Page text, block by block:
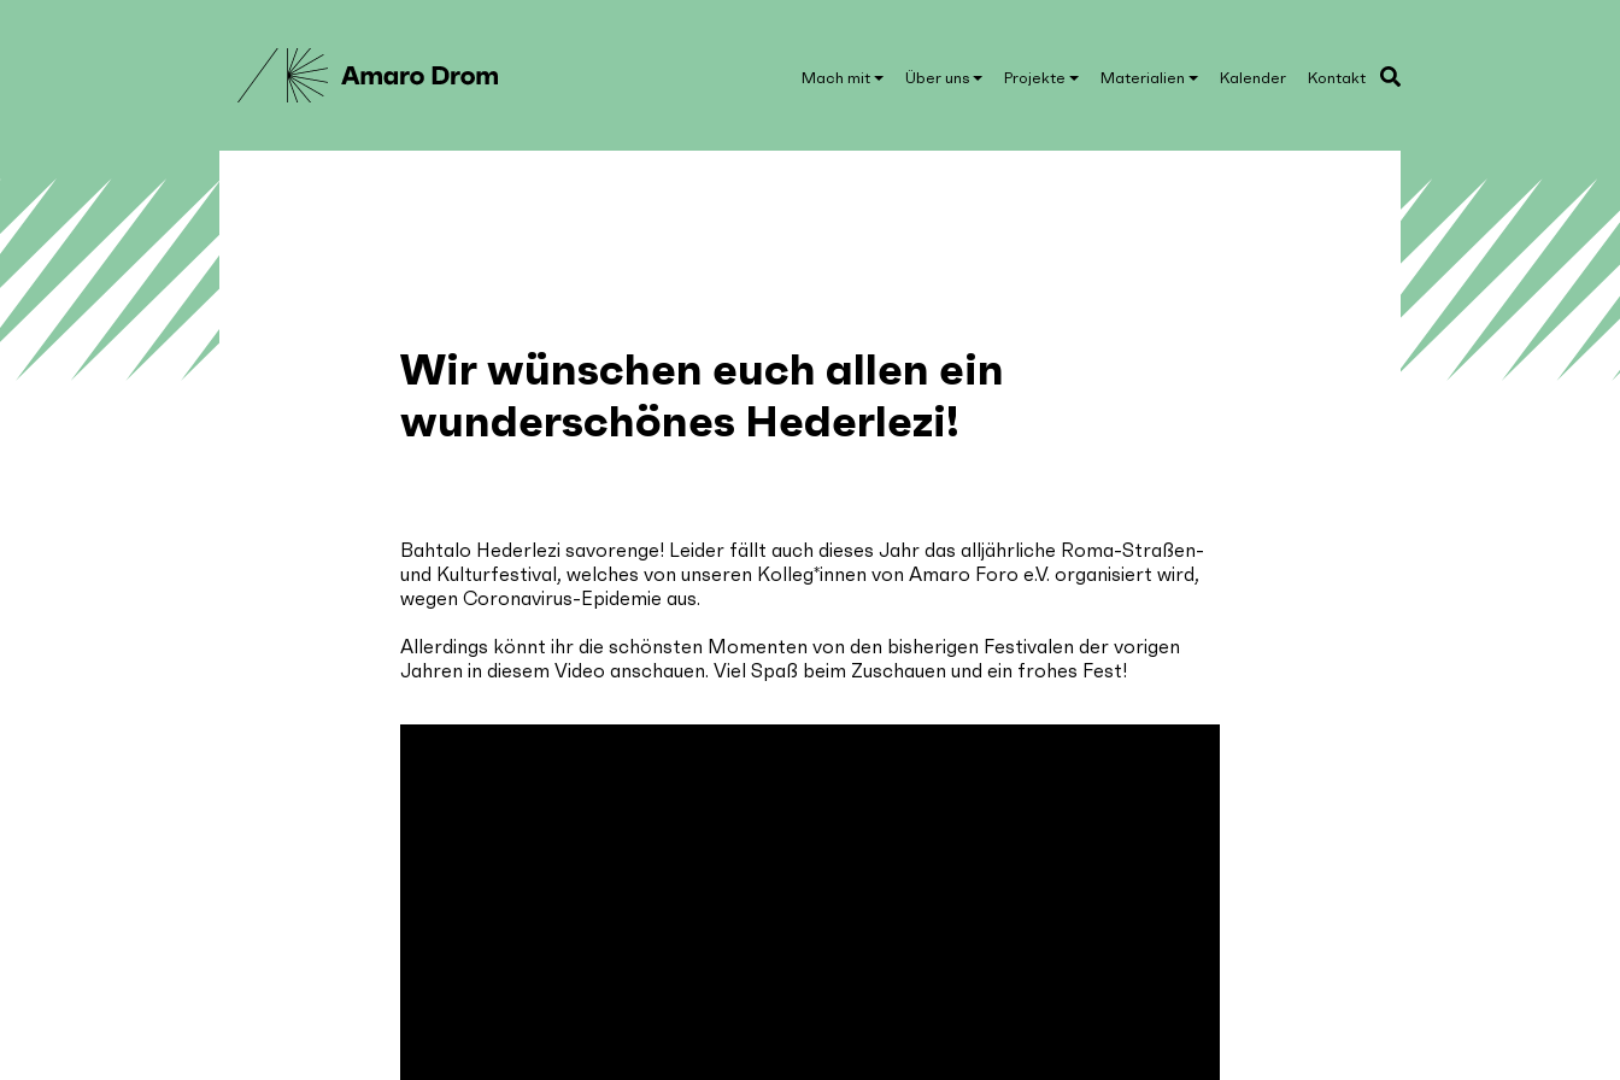
Mach mit Über uns Projekte Materialien Kalender Kontakt
Wir wünschen euch allen ein
wunderschönes Hederlezi!
Bahtalo Hederlezi savorenge! Leider fällt auch dieses Jahr das alljährliche Roma-Straßen-
und Kulturfestival, welches von unseren Kolleg*innen von Amaro Foro e.V. organisiert wird,
wegen Coronavirus-Epidemie aus.
Allerdings könnt ihr die schönsten Momenten von den bisherigen Festivalen der vorigen
Jahren in diesem Video anschauen. Viel Spaß beim Zuschauen und ein frohes Fest!